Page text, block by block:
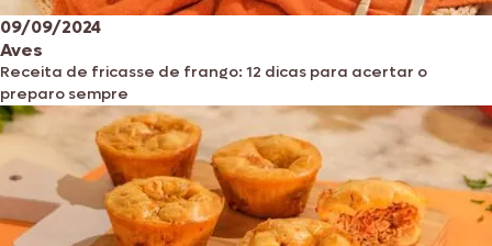
09/09/2024
Aves
Receita de fricasse de frango: 12 dicas para acertar o
preparo sempre